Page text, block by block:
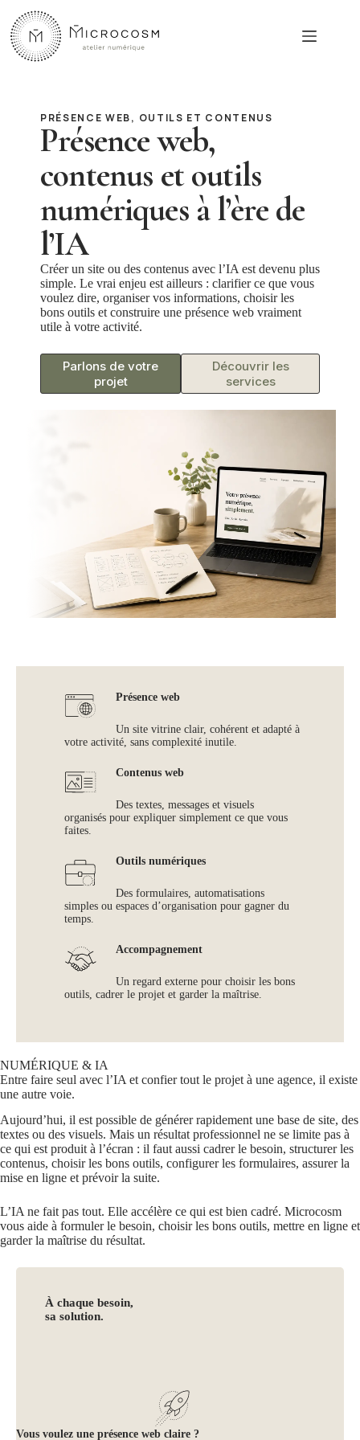
contenu
PRÉSENCE WEB, OUTILS ET CONTENUS
Présence web,
contenus et outils
numériques à l’ère de
l’IA
Créer un site ou des contenus avec l’IA est devenu plus
simple. Le vrai enjeu est ailleurs : clarifier ce que vous
voulez dire, organiser vos informations, choisir les
bons outils et construire une présence web vraiment
utile à votre activité.
Parlons de votre
projet
Découvrir les
services
Présence web
Un site vitrine clair, cohérent et adapté à
votre activité, sans complexité inutile.
Contenus web
Des textes, messages et visuels
organisés pour expliquer simplement ce que vous
faites.
Outils numériques
Des formulaires, automatisations
simples ou espaces d’organisation pour gagner du
temps.
Accompagnement
Un regard externe pour choisir les bons
outils, cadrer le projet et garder la maîtrise.
NUMÉRIQUE & IA
Entre faire seul avec l’IA et confier tout le projet à une agence, il existe
une autre voie.
Aujourd’hui, il est possible de générer rapidement une base de site, des
textes ou des visuels. Mais un résultat professionnel ne se limite pas à
ce qui est produit à l’écran : il faut aussi cadrer le besoin, structurer les
contenus, choisir les bons outils, configurer les formulaires, assurer la
mise en ligne et prévoir la suite.
L’IA ne fait pas tout. Elle accélère ce qui est bien cadré. Microcosm
vous aide à formuler le besoin, choisir les bons outils, mettre en ligne et
garder la maîtrise du résultat.
À chaque besoin,
sa solution.
Vous voulez une présence web claire ?